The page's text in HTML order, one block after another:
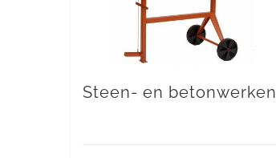
Steen- en betonwerken